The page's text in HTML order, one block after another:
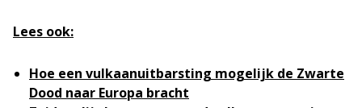
Lees ook:
Hoe een vulkaanuitbarsting mogelijk de Zwarte
Dood naar Europa bracht